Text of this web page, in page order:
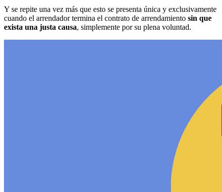
Y se repite una vez más que esto se presenta única y exclusivamente
cuando el arrendador termina el contrato de arrendamiento sin que
exista una justa causa, simplemente por su plena voluntad.